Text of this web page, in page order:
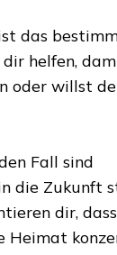
das
helfen,
oder willst
Fall sind
die Zukunft
dir,
Heimat